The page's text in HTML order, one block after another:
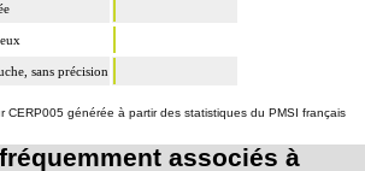
sans précision
CERP005 générée à partir des statistiques du PMSI français
associés à